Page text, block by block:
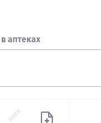
аптеках